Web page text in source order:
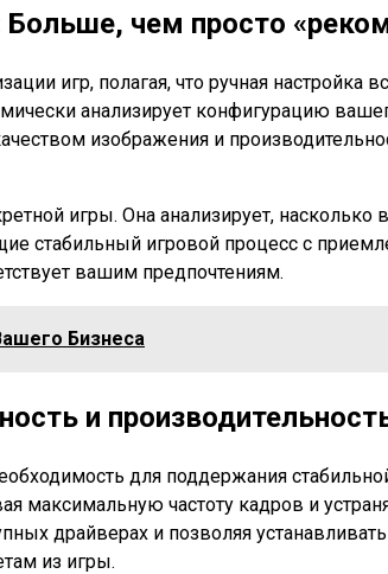
чем просто
игр, полагая, что ручная настройка
анализирует конфигурацию
изображения и
игры. Она анализирует,
стабильный игровой процесс с
вашим предпочтениям.
Бизнеса
и
для поддержания
максимальную частоту кадров и
драйверах и позволяя
из игры.